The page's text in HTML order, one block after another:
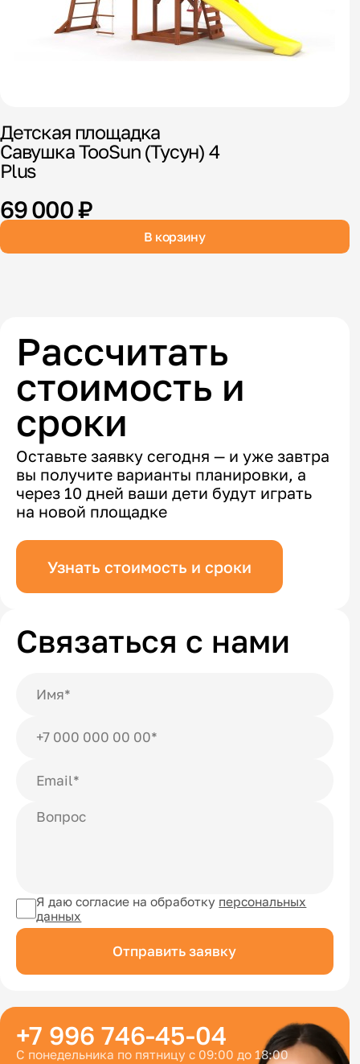
Детская площадка
Савушка TooSun (Тусун) 4
Plus
69 000 ₽
В корзину
Рассчитать
стоимость и
сроки
Оставьте заявку сегодня — и уже завтра
вы получите варианты планировки, а
через 10 дней ваши дети будут играть
на новой площадке
Узнать стоимость и сроки
Связаться с нами
Я даю согласие на обработку персональных
данных
Отправить заявку
+7 996 746-45-04
С понедельника по пятницу с 09:00 до 18:00